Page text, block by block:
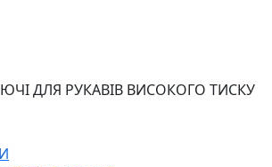
ДЛЯ РУКАВІВ ВИСОКОГО ТИСКУ